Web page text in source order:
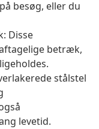
besøg, eller du
Disse
betræk,
stålstel
levetid.